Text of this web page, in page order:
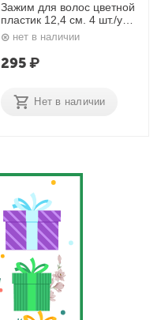
Зажим для волос цветной
пластик 12,4 см. 4 шт./уп.
JB-0022 Dewal
нет в наличии
295₽
Нет в наличии